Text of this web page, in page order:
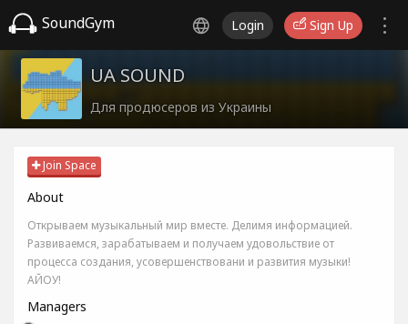
SoundGym Login Sign Up
UA SOUND
Для продюсеров из Украины
Join Space
About
Открываем музыкальный мир вместе. Делимя информацией.
Развиваемся, зарабатываем и получаем удовольствие от
процесса создания, усовершенствовани и развития музыки!
АЙОУ!
Managers